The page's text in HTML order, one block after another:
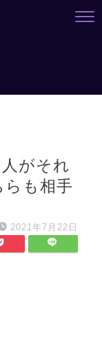
がそれ
も相手
2021年7月22日